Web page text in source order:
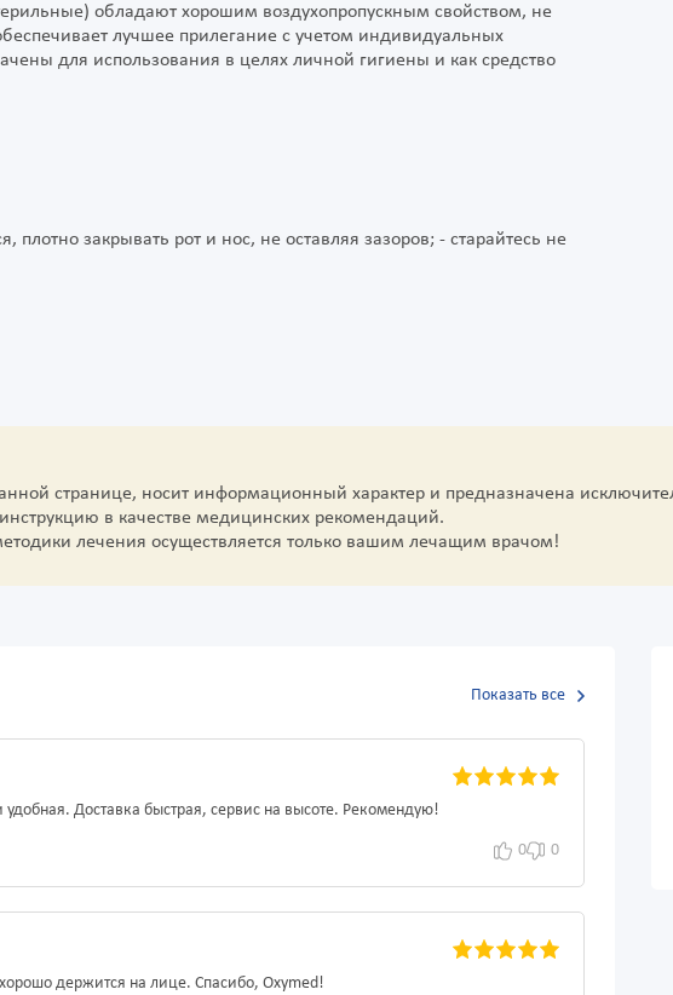
обладают хорошим воздухопропускным свойством, не
лучшее прилегание с учетом индивидуальных
для использования в целях личной гигиены и как средство
плотно закрывать рот и нос, не оставляя зазоров; - старайтесь не
странице, носит информационный характер и предназначена
в качестве медицинских рекомендаций.
лечения осуществляется только вашим лечащим врачом!
Показать все
Доставка быстрая, сервис на высоте. Рекомендую!
0 0
держится на лице. Спасибо, Oxymed!